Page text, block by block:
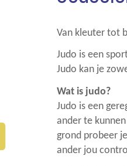
Van kleuter
Judo is een
Judo kan je
Wat is judo?
Judo is een
ander te
grond probeer
ander jou